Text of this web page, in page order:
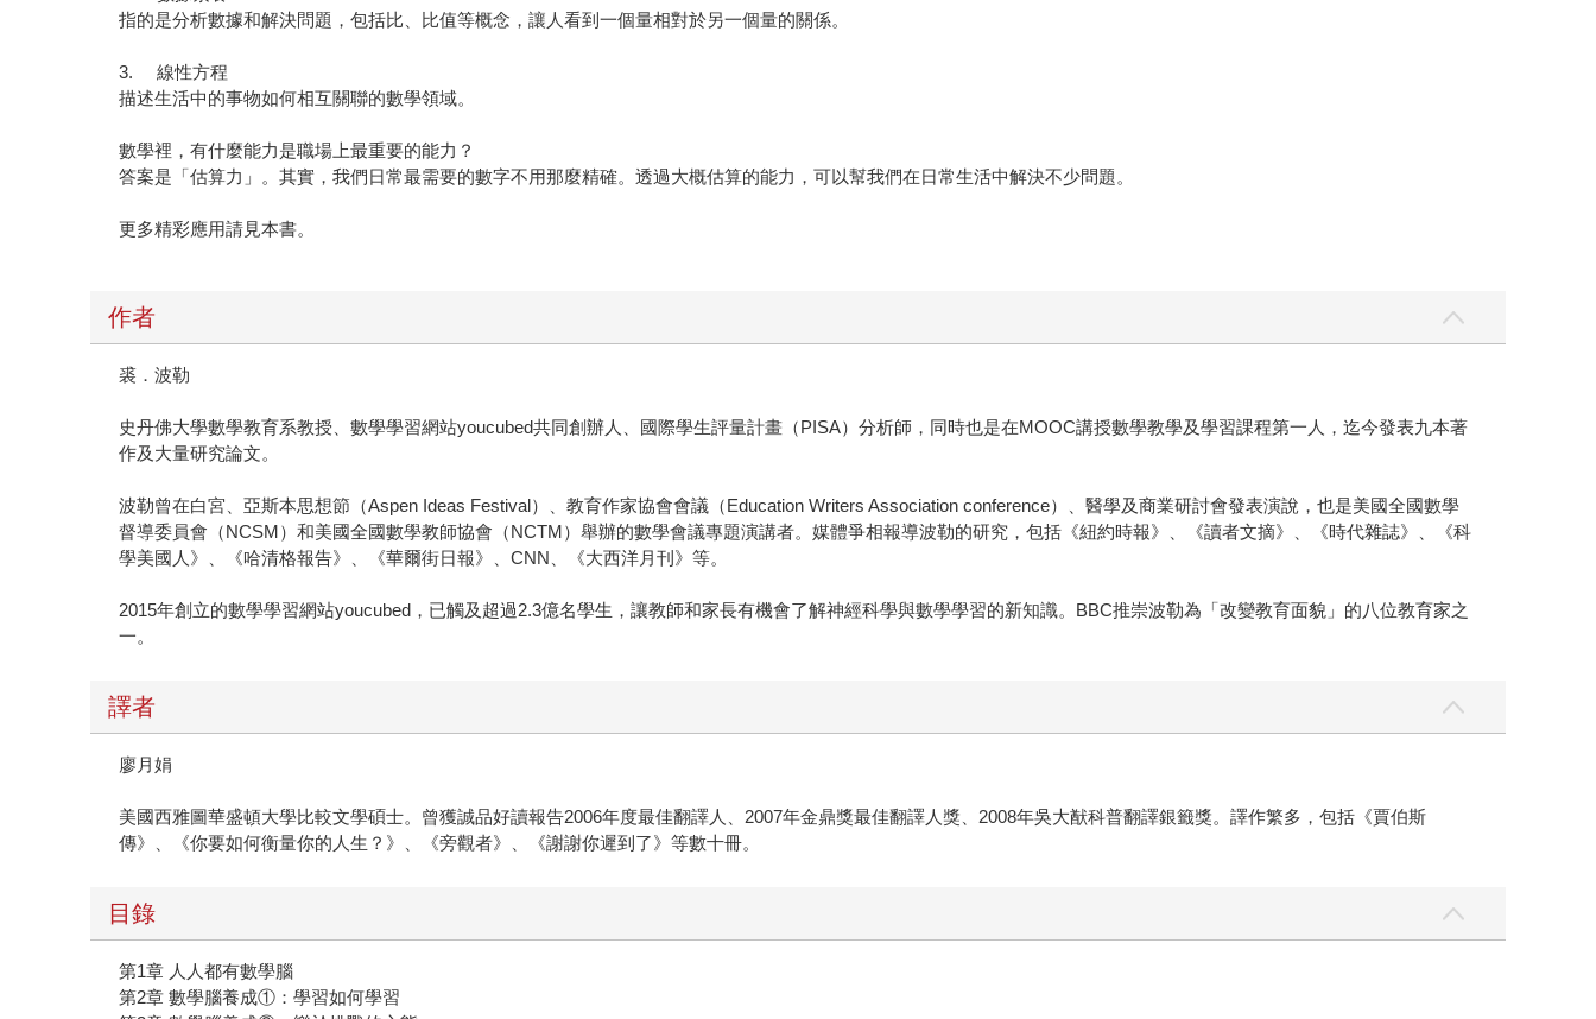
指的是分析數據和解決問題，包括比、比值等概念，讓人看到一個量相對於另一個量的關係。
3. 線性方程
描述生活中的事物如何相互關聯的數學領域。
數學裡，有什麼能力是職場上最重要的能力？
答案是「估算力」。其實，我們日常最需要的數字不用那麼精確。透過大概估算的能力，可以幫我們在日常生活中解決不少問題。
更多精彩應用請見本書。
作者
裘．波勒
史丹佛大學數學教育系教授、數學學習網站youcubed共同創辦人、國際學生評量計畫（PISA）分析師，同時也是在MOOC講授數學教學及學習課程第一人，迄今發表九本著
作及大量研究論文。
波勒曾在白宮、亞斯本思想節（Aspen Ideas Festival）、教育作家協會會議（Education Writers Association conference）、醫學及商業研討會發表演說，也是美國全國數學
督導委員會（NCSM）和美國全國數學教師協會（NCTM）舉辦的數學會議專題演講者。媒體爭相報導波勒的研究，包括《紐約時報》、《讀者文摘》、《時代雜誌》、《科
學美國人》、《哈清格報告》、《華爾街日報》、CNN、《大西洋月刊》等。
2015年創立的數學學習網站youcubed，已觸及超過2.3億名學生，讓教師和家長有機會了解神經科學與數學學習的新知識。BBC推崇波勒為「改變教育面貌」的八位教育家之
一。
譯者
廖月娟
美國西雅圖華盛頓大學比較文學碩士。曾獲誠品好讀報告2006年度最佳翻譯人、2007年金鼎獎最佳翻譯人獎、2008年吳大猷科普翻譯銀籤獎。譯作繁多，包括《賈伯斯
傳》、《你要如何衡量你的人生？》、《旁觀者》、《謝謝你遲到了》等數十冊。
目錄
第1章 人人都有數學腦
第2章 數學腦養成①：學習如何學習